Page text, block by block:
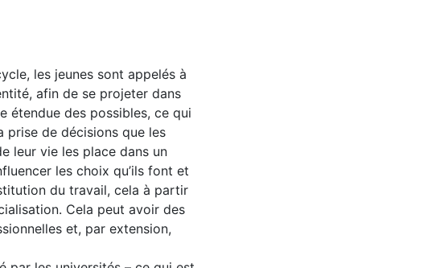
les jeunes sont appelés à
afin de se projeter dans
étendue des possibles, ce qui
prise de décisions que les
leur vie les place dans un
les choix qu’ils font et
du travail, cela à partir
Cela peut avoir des
et, par extension,